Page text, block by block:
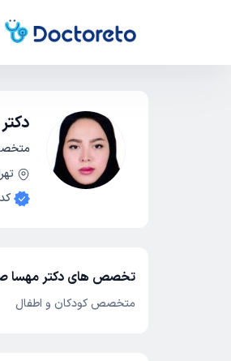
تخصص های دکتر مهسا
متخصص کودکان و اطفال